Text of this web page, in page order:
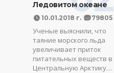
Ледовитом океане
10.01.2018 г. 79805
Ученые выяснили, что
таяние морского льда
увеличивает приток
питательных веществ в
Центральную Арктику…